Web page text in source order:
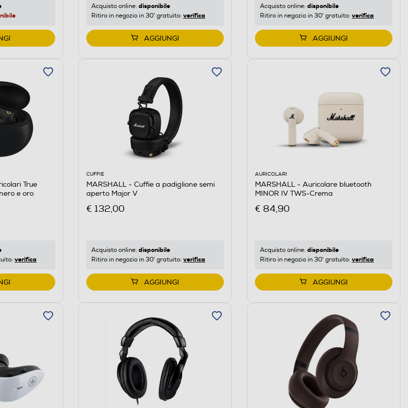
Acquisto online: disponibile
Ritiro in negozio in 30' gratuito: verifica
AGGIUNGI
Acquisto online: disponibile
Ritiro in negozio in 30' gratuito: verifica
AGGIUNGI
True
e oro
verifica
CUFFIE
MARSHALL - Cuffie a padiglione semi
aperto Major V
€ 132,00
Acquisto online: disponibile
Ritiro in negozio in 30' gratuito: verifica
AGGIUNGI
AURICOLARI
MARSHALL - Auricolare bluetooth
MINOR IV TWS-Crema
€ 84,90
Acquisto online: disponibile
Ritiro in negozio in 30' gratuito: verifica
AGGIUNGI